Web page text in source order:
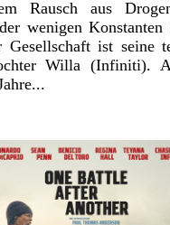
Rausch aus
wenigen
ist seine
Willa (Infiniti).